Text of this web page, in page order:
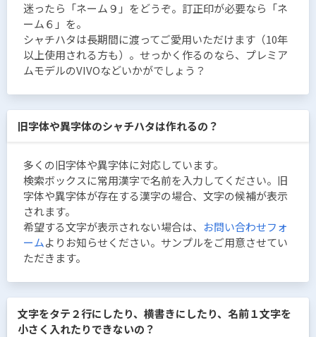
迷ったら「ネーム９」をどうぞ。訂正印が必要なら「ネ
ーム６」を。
シャチハタは長期間に渡ってご愛用いただけます（10年
以上使用される方も）。せっかく作るのなら、プレミア
ムモデルのVIVOなどいかがでしょう？
旧字体や異字体のシャチハタは作れるの？
多くの旧字体や異字体に対応しています。
検索ボックスに常用漢字で名前を入力してください。旧
字体や異字体が存在する漢字の場合、文字の候補が表示
されます。
希望する文字が表示されない場合は、 お問い合わせフォ
ームよりお知らせください。サンプルをご用意させてい
ただきます。
文字をタテ２行にしたり、横書きにしたり、名前１文字を
小さく入れたりできないの？